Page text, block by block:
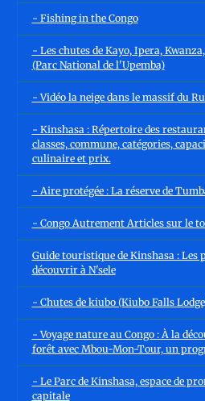
- Fishing in the Congo
- Les chutes de Kayo, Ipera,
(Parc National de l'Upemba)
- Vidéo la neige dans le massif du
- Kinshasa : Répertoire des
classes, commune, catégories,
culinaire et prix.
- Aire protégée : La réserve de
- Congo Autrement Articles sur le
Guide touristique de Kinshasa : Les
découvrir à N'sele
- Chutes de kiubo (Kiubo Falls
- Voyage nature au Congo : À la
forêt avec Mbou-Mon-Tour, un
- Le Parc de Kinshasa, espace de
capitale